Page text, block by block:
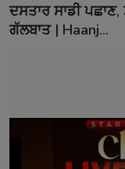
ਦਸਤਾਰ ਸਾਡੀ ਪਛਾਣ,
ਗੱਲਬਾਤ | Haanj...